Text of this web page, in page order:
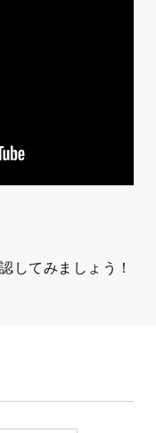
してみましょう！